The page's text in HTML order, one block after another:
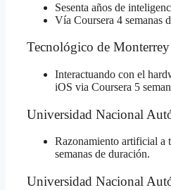
Sesenta años de
Vía Coursera 4 semanas
Tecnológico de Monterrey
Interactuando con el
iOS via Coursera 5
Universidad Nacional
Razonamiento artificial a
semanas de duración.
Universidad Nacional